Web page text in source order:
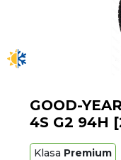
GOOD-
4S G2 94H
Klasa Premium